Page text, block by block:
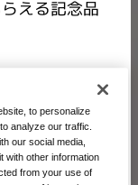
える記念品
to personalize
analyze our traffic.
our social media,
with other information
from your use of